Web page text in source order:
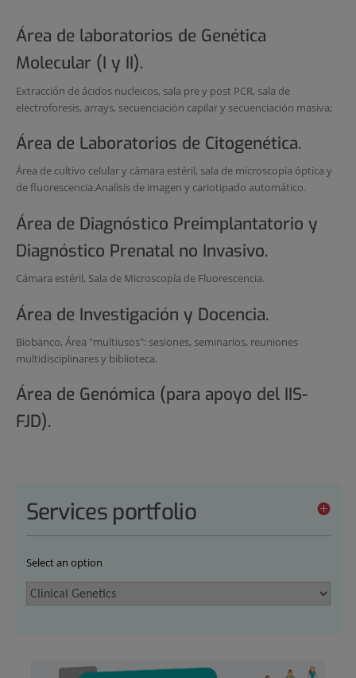
Área de laboratorios de Genética
Molecular (I y II).
Extracción de ácidos nucleicos, sala pre y post PCR, sala de
electroforesis, arrays, secuenciación capilar y secuenciación masiva;
Área de Laboratorios de Citogenética.
Área de cultivo celular y cámara estéril, sala de microscopia óptica y
de fluorescencia.Analisis de imagen y cariotipado automático.
Área de Diagnóstico Preimplantatorio y
Diagnóstico Prenatal no Invasivo.
Cámara estéril, Sala de Microscopía de Fluorescencia.
Área de Investigación y Docencia.
Biobanco, Área "multiusos": sesiones, seminarios, reuniones
multidisciplinares y biblioteca.
Área de Genómica (para apoyo del IIS-
FJD).
Services portfolio
Select an option